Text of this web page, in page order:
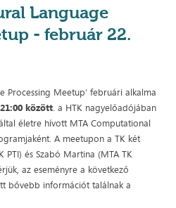
Language
- február 22.
Processing Meetup' februári alkalma
között. a HTK nagyelőadójában
életre hívott MTA Computational
A meetupon a TK két
PTI) és Szabó Martina (MTA TK
az eseményre a következő
bővebb információt találnak a